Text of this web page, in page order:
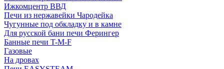
Ижкомцентр ВВД
Печи из нержавейки Чародейка
Чугунные под обкладку и в камне
Для русской бани печи Ферингер
Банные печи T-M-F
Газовые
На дровах